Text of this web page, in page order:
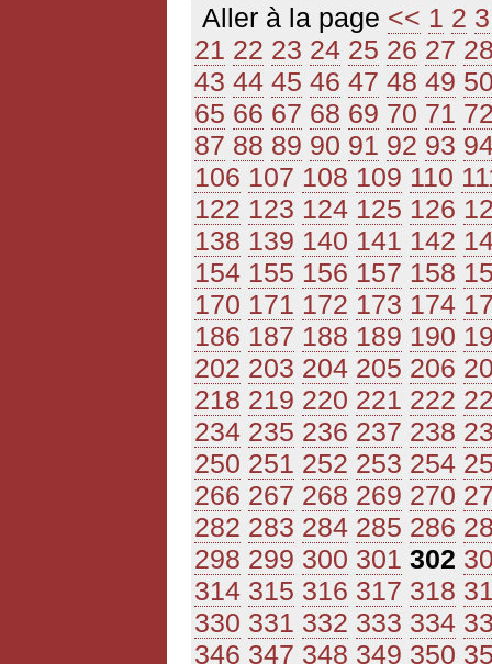
Aller à la page << 1 2 3
21 22 23 24 25 26 27
43 44 45 46 47 48 49
65 66 67 68 69 70 71
87 88 89 90 91 92 93
106 107 108 109 110
122 123 124 125 126
138 139 140 141 142
154 155 156 157 158
170 171 172 173 174
186 187 188 189 190
202 203 204 205 206
218 219 220 221 222
234 235 236 237 238
250 251 252 253 254
266 267 268 269 270
282 283 284 285 286
298 299 300 301 302
314 315 316 317 318
330 331 332 333 334
346 347 348 349 350